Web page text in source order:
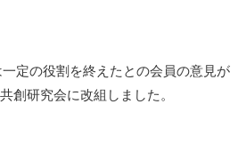
定の役割を終えたとの会員の意見が
創研究会に改組しました。